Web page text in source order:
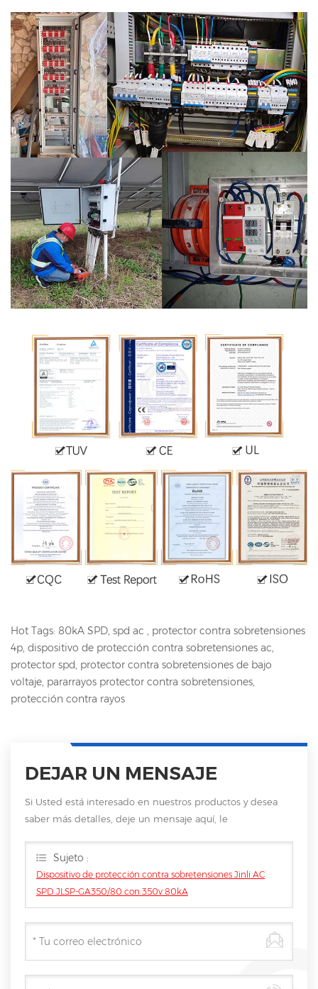
Hot Tags: 80kA SPD, spd ac , protector contra sobretensiones
4p, dispositivo de protección contra sobretensiones ac,
protector spd, protector contra sobretensiones de bajo
voltaje, pararrayos protector contra sobretensiones,
protección contra rayos
DEJAR UN MENSAJE
Si Usted está interesado en nuestros productos y desea
saber más detalles, deje un mensaje aquí, le
Sujeto :
Dispositivo de protección contra sobretensiones Jinli AC
SPD JLSP-GA350/80 con 350v 80kA